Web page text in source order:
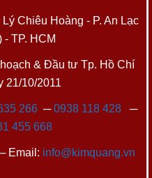
Chiêu Hoàng - P. An Lạc
- TP. HCM
& Đầu tư Tp. Hồ Chí
21/10/2011
266─0938 118 428─
455 668
Email: info@kimquang.vn